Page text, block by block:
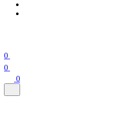
0
0
0